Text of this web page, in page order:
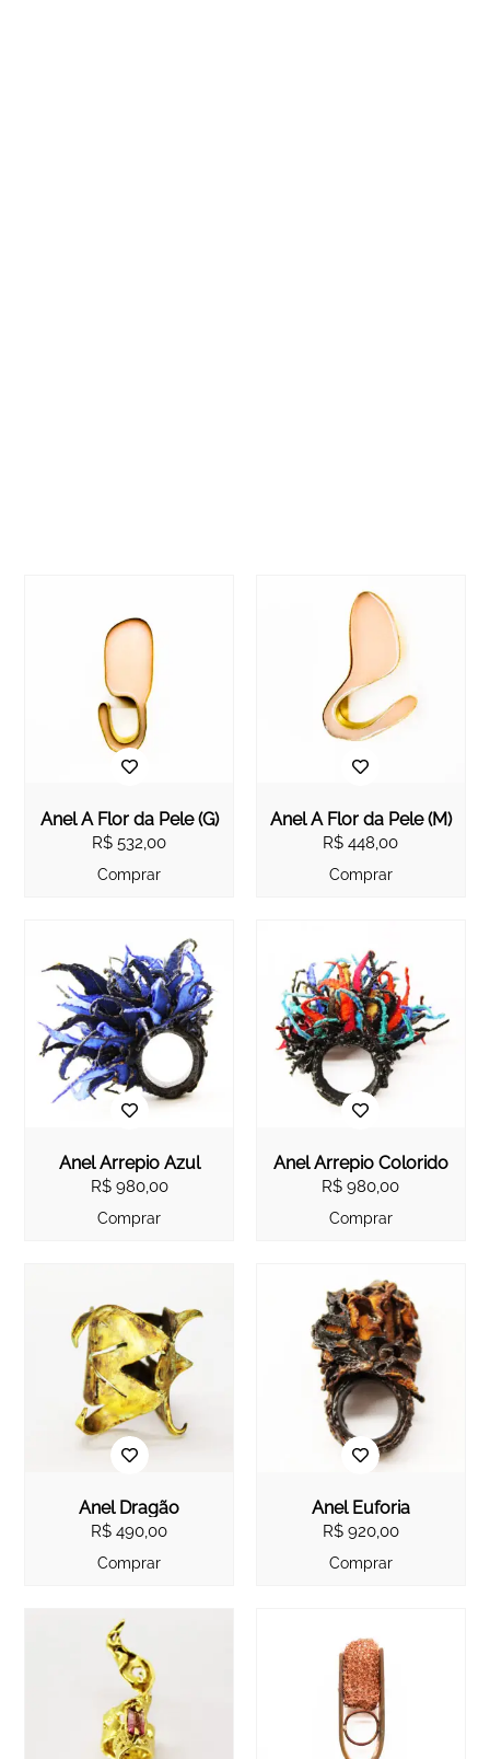
Anel À Flor da Pele (G)
R$ 532,00
Comprar
Anel À Flor da Pele (M)
R$ 448,00
Comprar
Anel Arrepio Azul
R$980,00
Comprar
Anel Arrepio Colorido
R$ 980,00
Comprar
Anel Dragão
R$ 490,00
Comprar
Anel Euforia
R$920,00
Comprar